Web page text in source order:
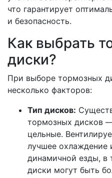
что гарантирует
и безопасность.
Как выбрать
диски?
При выборе тормозных
несколько факторов:
Тип дисков:
тормозных дисков
цельные.
лучшее охлаждение
динамичной езды, в
диски могут быть